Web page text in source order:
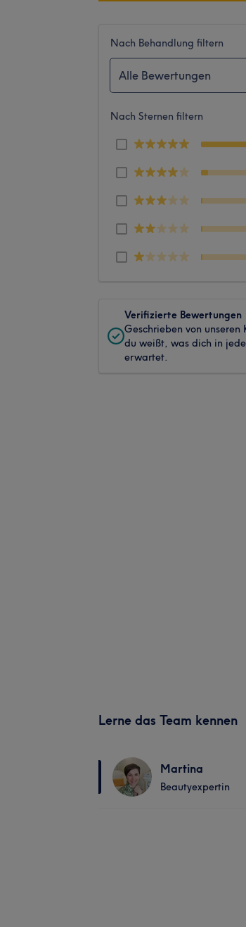
Nach Behandlung filtern
Alle Bewertungen
Nach Sternen filtern
Verifizierte Bewertungen
Geschrieben von unseren
du weißt, was dich in
erwartet.
Lerne das Team kennen
Martina
Beautyexpertin